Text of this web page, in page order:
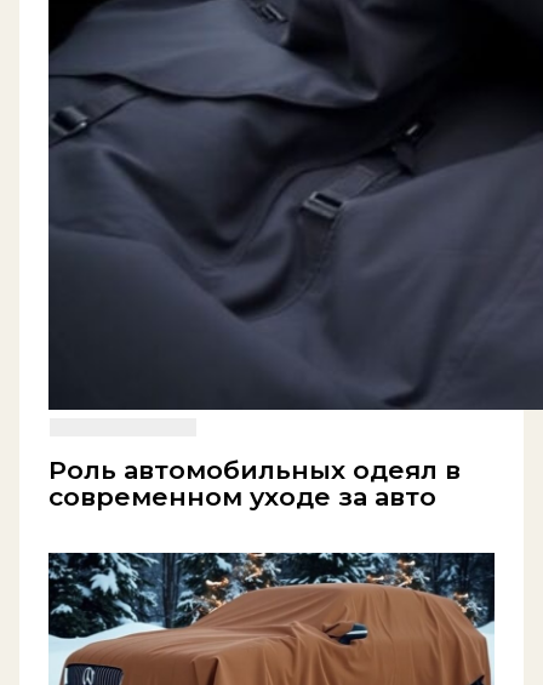
Роль автомобильных одеял в
современном уходе за авто